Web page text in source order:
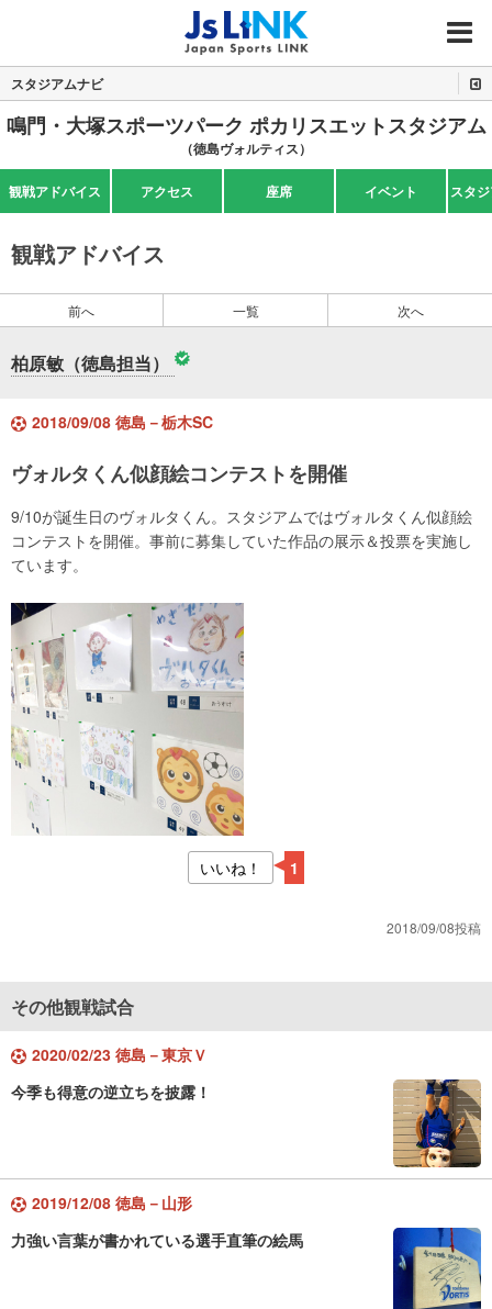
MENU
スタジアムナビ
鳴門・大塚スポーツパーク ポカリスエットスタジアム
（徳島ヴォルティス）
観戦アドバイス アクセス 座席 イベント スタ
観戦アドバイス
前へ 一覧 次へ
柏原敏（徳島担当）
2018/09/08 徳島－栃木SC
ヴォルタくん似顔絵コンテストを開催
9/10が誕生日のヴォルタくん。スタジアムではヴォルタくん似顔絵
コンテストを開催。事前に募集していた作品の展示＆投票を実施し
ています。
いいね！ 1
2018/09/08投稿
その他観戦試合
2020/02/23 徳島－東京Ｖ
今季も得意の逆立ちを披露！
2019/12/08 徳島－山形
力強い言葉が書かれている選手直筆の絵馬